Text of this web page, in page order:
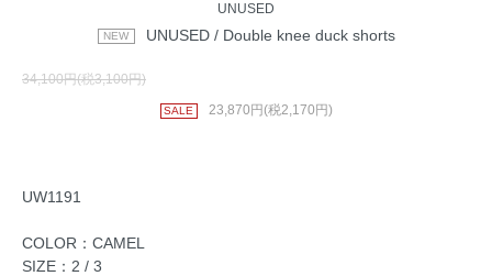
UNUSED
UNUSED / Double knee duck shorts
34,100円(税3,100円)
SALE 23,870円(税2,170円)
UW1191
COLOR：CAMEL
SIZE：2 / 3